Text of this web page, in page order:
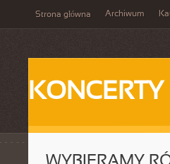
Strona główna Archiwum
KONCERTY